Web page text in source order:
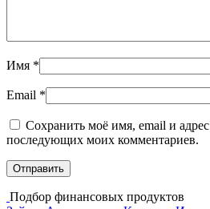
Имя *
Email *
Сохранить моё имя, email и адрес
последующих моих комментариев.
Подбор финансовых продуктов